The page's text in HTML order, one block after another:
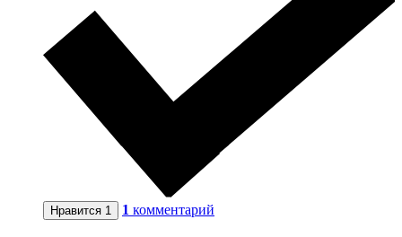
Нравится 1 1 комментарий